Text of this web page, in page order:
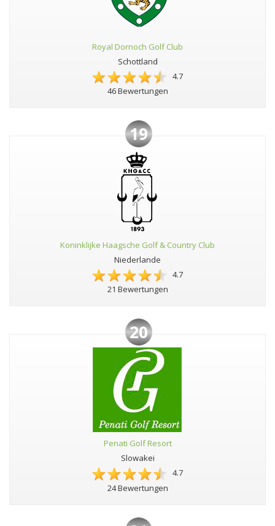
Royal Dornoch Golf Club
Schottland
4.7
46 Bewertungen
19
Koninklijke Haagsche Golf & Country Club
Niederlande
4.7
21 Bewertungen
20
Penati Golf Resort
Slowakei
4.7
24 Bewertungen